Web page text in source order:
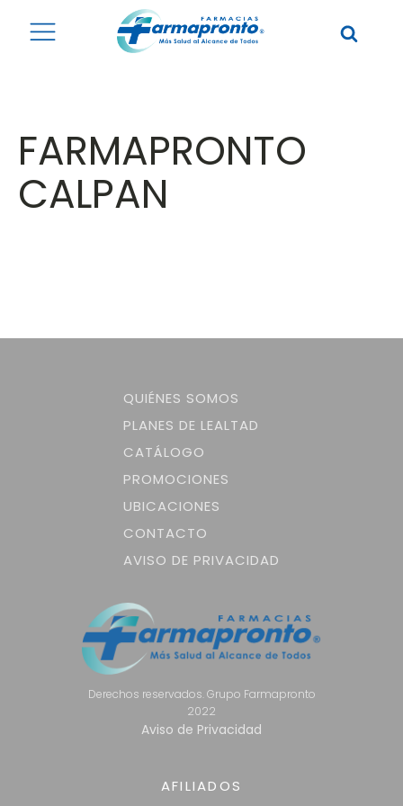
FARMAPRONTO
CALPAN
QUIÉNES SOMOS
PLANES DE LEALTAD
CATÁLOGO
PROMOCIONES
UBICACIONES
CONTACTO
AVISO DE PRIVACIDAD
Derechos reservados. Grupo Farmapronto
2022
Aviso de Privacidad
AFILIADOS